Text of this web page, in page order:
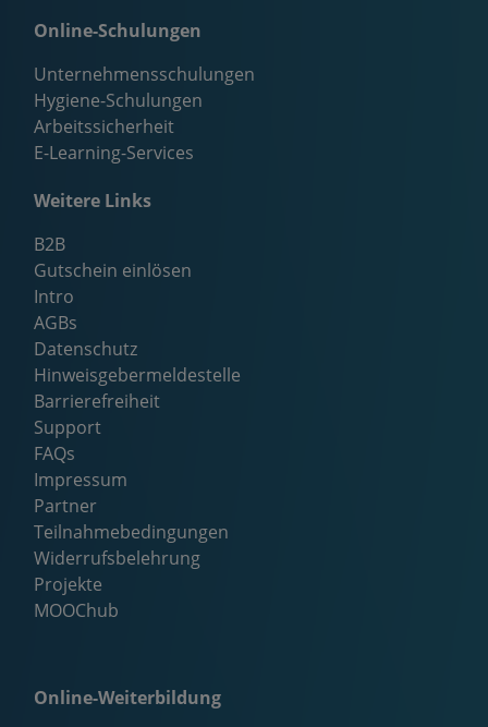
Online-Schulungen
Unternehmensschulungen
Hygiene-Schulungen
Arbeitssicherheit
E-Learning-Services
Weitere Links
B2B
Gutschein einlösen
Intro
AGBs
Datenschutz
Hinweisgebermeldestelle
Barrierefreiheit
Support
FAQs
Impressum
Partner
Teilnahmebedingungen
Widerrufsbelehrung
Projekte
MOOChub
Online-Weiterbildung